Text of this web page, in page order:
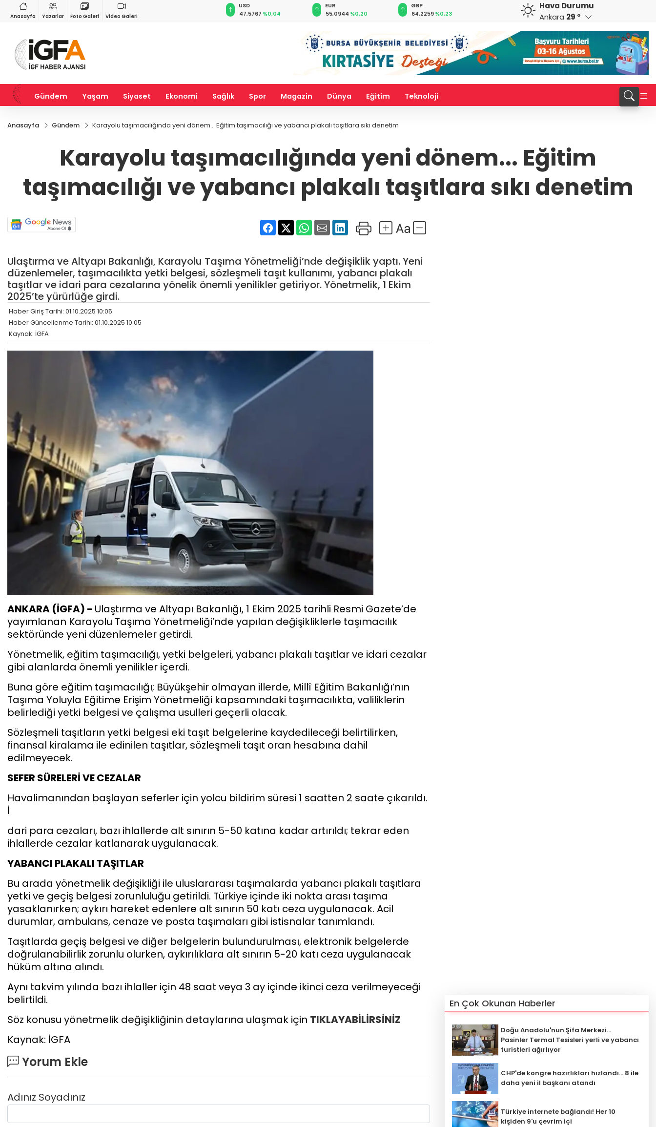
Anasayfa Yazarlar Foto Galeri Video Galeri
%1,11
BIST 100
13.703,13%0,11
EUR
55,0944 %0,20
GBP
64,2259 %0,23
CHF
58,9989 %0,14 %0,09
RUB
0,5839
Hava Durumu
Ankara 29 °
Gündem Yaşam Siyaset Ekonomi Sağlık Spor Magazin Dünya Eğitim Teknoloji
Anasayfa Gündem Karayolu taşımacılığında yeni dönem... Eğitim taşımacılığı ve yabancı plakalı taşıtlara sıkı denetim
Karayolu taşımacılığında yeni dönem... Eğitim
taşımacılığı ve yabancı plakalı taşıtlara sıkı denetim
Ulaştırma ve Altyapı Bakanlığı, Karayolu Taşıma Yönetmeliği’nde değişiklik yaptı. Yeni
düzenlemeler, taşımacılıkta yetki belgesi, sözleşmeli taşıt kullanımı, yabancı plakalı
taşıtlar ve idari para cezalarına yönelik önemli yenilikler getiriyor. Yönetmelik, 1 Ekim
2025’te yürürlüğe girdi.
Haber Giriş Tarihi: 01.10.2025 10:05
Haber Güncellenme Tarihi: 01.10.2025 10:05
Kaynak: İGFA
ANKARA (İGFA) - Ulaştırma ve Altyapı Bakanlığı, 1 Ekim 2025 tarihli Resmi Gazete’de
yayımlanan Karayolu Taşıma Yönetmeliği’nde yapılan değişikliklerle taşımacılık
sektöründe yeni düzenlemeler getirdi.
Yönetmelik, eğitim taşımacılığı, yetki belgeleri, yabancı plakalı taşıtlar ve idari cezalar
gibi alanlarda önemli yenilikler içerdi.
Buna göre eğitim taşımacılığı; Büyükşehir olmayan illerde, Millî Eğitim Bakanlığı’nın
Taşıma Yoluyla Eğitime Erişim Yönetmeliği kapsamındaki taşımacılıkta, valiliklerin
belirlediği yetki belgesi ve çalışma usulleri geçerli olacak.
Sözleşmeli taşıtların yetki belgesi eki taşıt belgelerine kaydedileceği belirtilirken,
finansal kiralama ile edinilen taşıtlar, sözleşmeli taşıt oran hesabına dahil
edilmeyecek.
SEFER SÜRELERİ VE CEZALAR
Havalimanından başlayan seferler için yolcu bildirim süresi 1 saatten 2 saate çıkarıldı.
İ
dari para cezaları, bazı ihlallerde alt sınırın 5-50 katına kadar artırıldı; tekrar eden
ihlallerde cezalar katlanarak uygulanacak.
YABANCI PLAKALI TAŞITLAR
Bu arada yönetmelik değişikliği ile uluslararası taşımalarda yabancı plakalı taşıtlara
yetki ve geçiş belgesi zorunluluğu getirildi. Türkiye içinde iki nokta arası taşıma
yasaklanırken; aykırı hareket edenlere alt sınırın 50 katı ceza uygulanacak. Acil
durumlar, ambulans, cenaze ve posta taşımaları gibi istisnalar tanımlandı.
Taşıtlarda geçiş belgesi ve diğer belgelerin bulundurulması, elektronik belgelerde
doğrulanabilirlik zorunlu olurken, aykırılıklara alt sınırın 5-20 katı ceza uygulanacak
hüküm altına alındı.
Aynı takvim yılında bazı ihlaller için 48 saat veya 3 ay içinde ikinci ceza verilmeyeceği
belirtildi.
Söz konusu yönetmelik değişikliğinin detaylarına ulaşmak için TIKLAYABİLİRSİNİZ
Kaynak: İGFA
Yorum Ekle
Adınız Soyadınız
En Çok Okunan Haberler
Doğu Anadolu'nun Şifa Merkezi...
Pasinler Termal Tesisleri yerli ve yabancı
turistleri ağırlıyor
CHP'de kongre hazırlıkları hızlandı... 8 ile
daha yeni il başkanı atandı
Türkiye internete bağlandı! Her 10
kişiden 9'u çevrim içi